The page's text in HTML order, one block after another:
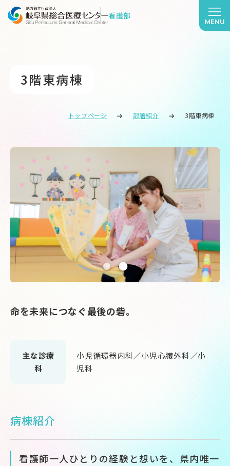
看護部
MENU
3階東病棟
トップページ 部署紹介 3階東病棟
3階東病棟 について
命を未来につなぐ最後の砦。
主な診療
科
小児循環器内科／小児心臓外科／小
児科
病棟紹介
看護師一人ひとりの経験と想いを、県内唯一